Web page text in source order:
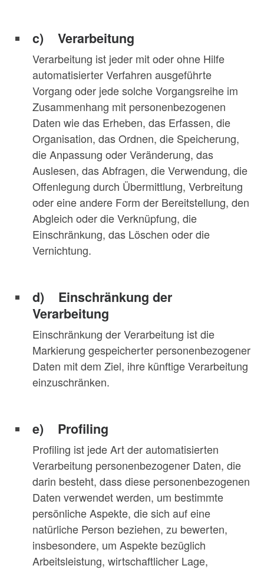
c) Verarbeitung
Verarbeitung ist jeder mit oder ohne Hilfe
automatisierter Verfahren ausgeführte
Vorgang oder jede solche Vorgangsreihe im
Zusammenhang mit personenbezogenen
Daten wie das Erheben, das Erfassen, die
Organisation, das Ordnen, die Speicherung,
die Anpassung oder Veränderung, das
Auslesen, das Abfragen, die Verwendung, die
Offenlegung durch Übermittlung, Verbreitung
oder eine andere Form der Bereitstellung, den
Abgleich oder die Verknüpfung, die
Einschränkung, das Löschen oder die
Vernichtung.
d) Einschränkung der
Verarbeitung
Einschränkung der Verarbeitung ist die
Markierung gespeicherter personenbezogener
Daten mit dem Ziel, ihre künftige Verarbeitung
einzuschränken.
e) Profiling
Profiling ist jede Art der automatisierten
Verarbeitung personenbezogener Daten, die
darin besteht, dass diese personenbezogenen
Daten verwendet werden, um bestimmte
persönliche Aspekte, die sich auf eine
natürliche Person beziehen, zu bewerten,
insbesondere, um Aspekte bezüglich
Arbeitsleistung, wirtschaftlicher Lage,